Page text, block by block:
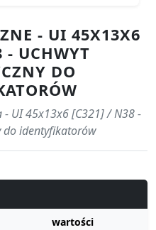
- UI 45X13X6
UCHWYT
DO
- UI 45x13x6 [C321] / N38 -
do identyfikatorów
wartości